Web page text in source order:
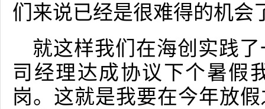
们来说已经是很难得的机会
就这样我们在海创实践
司经理达成协议下个暑假
岗。这就是我要在今年放